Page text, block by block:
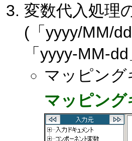
変数代入処理
(「yyyy/MM/
「yyyy-MM-
マッピン
マッピング